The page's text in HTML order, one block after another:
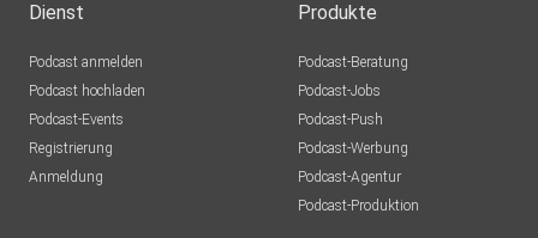
Dienst
Podcast anmelden
Podcast hochladen
Podcast-Events
Registrierung
Anmeldung
Produkte
Podcast-Beratung
Podcast-Jobs
Podcast-Push
Podcast-Werbung
Podcast-Agentur
Podcast-Produktion